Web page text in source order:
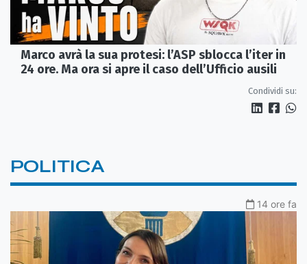
Marco avrà la sua protesi: l’ASP sblocca l’iter in
24 ore. Ma ora si apre il caso dell’Ufficio ausili
Condividi su:
POLITICA
14 ore fa